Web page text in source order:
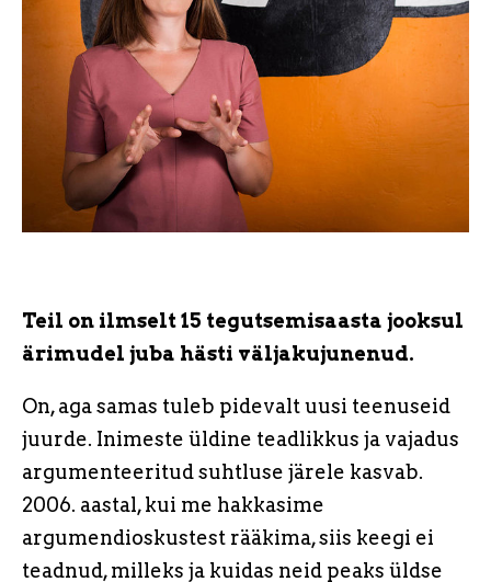
Teil on ilmselt 15 tegutsemisaasta jooksul
ärimudel juba hästi väljakujunenud.
On, aga samas tuleb pidevalt uusi teenuseid
juurde. Inimeste üldine teadlikkus ja vajadus
argumenteeritud suhtluse järele kasvab.
2006. aastal, kui me hakkasime
argumendioskustest rääkima, siis keegi ei
teadnud, milleks ja kuidas neid peaks üldse